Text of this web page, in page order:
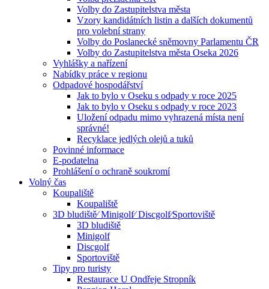
Volby do Zastupitelstva města
Vzory kandidátních listin a dalších dokumentů
pro volební strany
Volby do Poslanecké sněmovny Parlamentu ČR
Volby do Zastupitelstva města Oseka 2026
Vyhlášky a nařízení
Nabídky práce v regionu
Odpadové hospodářství
Jak to bylo v Oseku s odpady v roce 2025
Jak to bylo v Oseku s odpady v roce 2023
Uložení odpadu mimo vyhrazená místa není
správné!
Recyklace jedlých olejů a tuků
Povinné informace
E-podatelna
Prohlášení o ochraně soukromí
Volný čas
Koupaliště
Koupaliště
3D bludiště⁄ Minigolf⁄ Discgolf⁄Sportoviště
3D bludiště
Minigolf
Discgolf
Sportoviště
Tipy pro turisty
Restaurace U Ondřeje Stropník